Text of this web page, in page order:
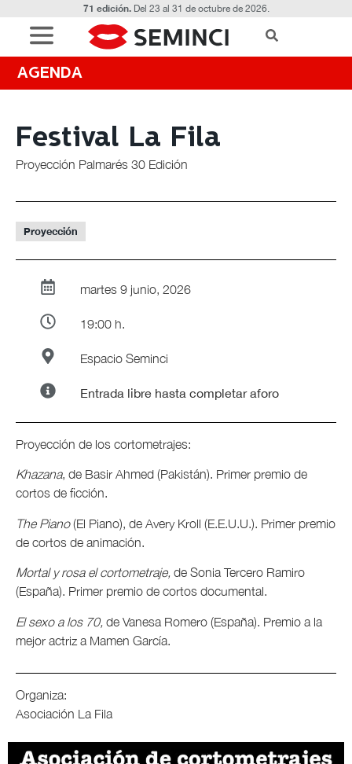
71 edición.Del 23 al 31 de octubre de 2026.
AGENDA
Festival La Fila
Proyección Palmarés 30 Edición
Proyección
martes 9 junio, 2026
19:00 h.
Espacio Seminci
Entrada libre hasta completar aforo
Proyección de los cortometrajes:
Khazana, de Basir Ahmed (Pakistán). Primer premio de
cortos de ficción.
The Piano(El Piano), de Avery Kroll (E.E.U.U.). Primer premio
de cortos de animación.
Mortal y rosa el cortometraje, de Sonia Tercero Ramiro
(España). Primer premio de cortos documental.
El sexo a los 70, de Vanesa Romero (España). Premio a la
mejor actriz a Mamen García.
Organiza:
Asociación La Fila